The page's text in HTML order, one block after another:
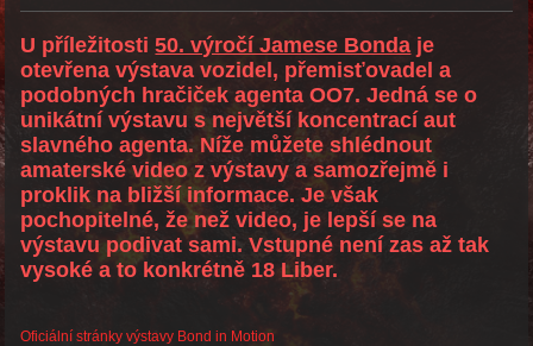
U příležitosti50. výročí Jamese Bondaje
otevřena výstava vozidel, přemisťovadel a
podobných hračiček agenta OO7. Jedná se o
unikátní výstavu s největší koncentrací aut
slavného agenta. Níže můžete shlédnout
amaterské video z výstavy a samozřejmě i
proklik na bližší informace. Je však
pochopitelné, že než video, je lepší se na
výstavu podivat sami. Vstupné není zas až tak
vysoké a to konkrétně 18 Liber.
Oficiální stránky výstavy Bond in Motion